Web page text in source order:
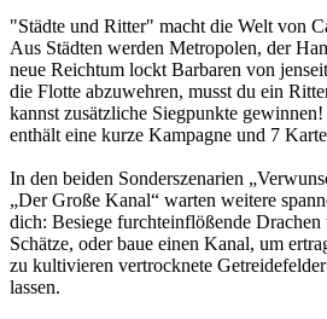
"Städte und Ritter" macht die Welt von
Aus Städten werden Metropolen, der
neue Reichtum lockt Barbaren von
die Flotte abzuwehren, musst du ein
kannst zusätzliche Siegpunkte
enthält eine kurze Kampagne und 7
In den beiden Sonderszenarien
„Der Große Kanal“ warten weitere
dich: Besiege furchteinflößende Drachen
Schätze, oder baue einen Kanal, um
zu kultivieren vertrocknete
lassen.